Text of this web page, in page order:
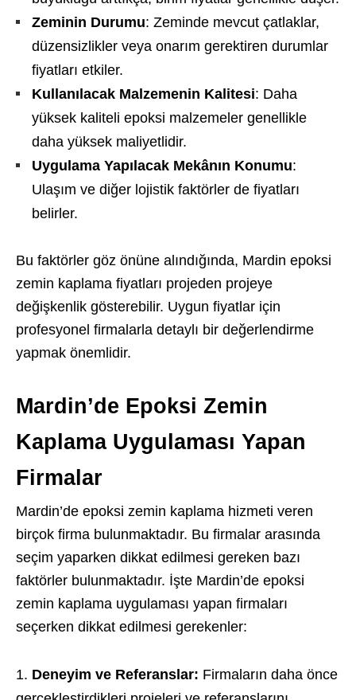
Zeminin Durumu: Zeminde mevcut çatlaklar,
düzensizlikler veya onarım gerektiren durumlar
fiyatları etkiler.
Kullanılacak Malzemenin Kalitesi: Daha
yüksek kaliteli epoksi malzemeler genellikle
daha yüksek maliyetlidir.
Uygulama Yapılacak Mekânın Konumu:
Ulaşım ve diğer lojistik faktörler de fiyatları
belirler.
Bu faktörler göz önüne alındığında, Mardin epoksi
zemin kaplama fiyatları projeden projeye
değişkenlik gösterebilir. Uygun fiyatlar için
profesyonel firmalarla detaylı bir değerlendirme
yapmak önemlidir.
Mardin’de Epoksi Zemin
Kaplama Uygulaması Yapan
Firmalar
Mardin’de epoksi zemin kaplama hizmeti veren
birçok firma bulunmaktadır. Bu firmalar arasında
seçim yaparken dikkat edilmesi gereken bazı
faktörler bulunmaktadır. İşte Mardin’de epoksi
zemin kaplama uygulaması yapan firmaları
seçerken dikkat edilmesi gerekenler:
Deneyim ve Referanslar: Firmaların daha önce